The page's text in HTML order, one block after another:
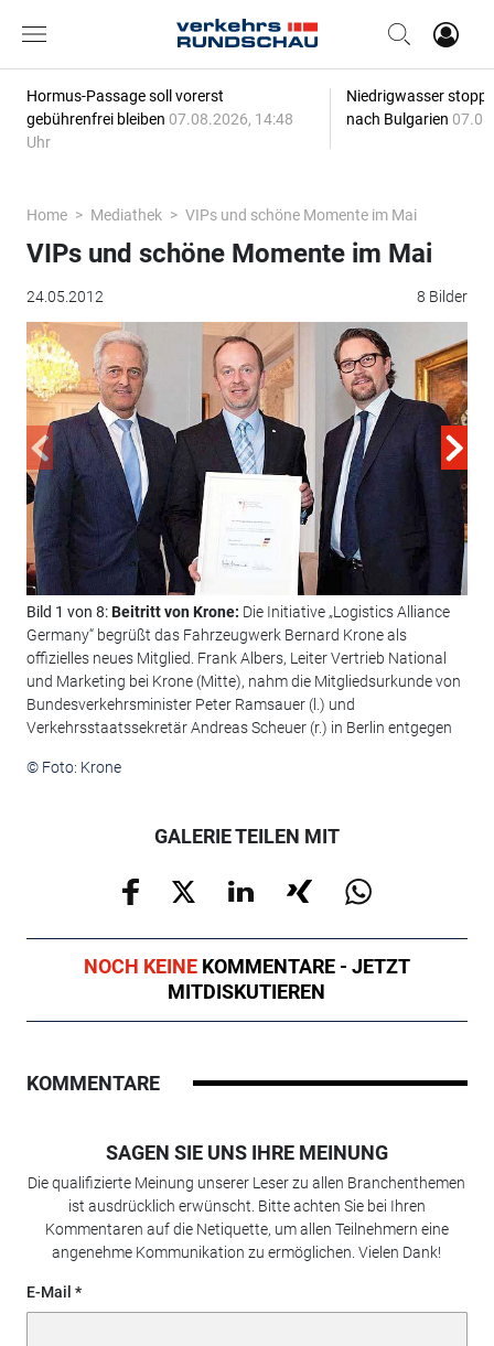
Hormus-Passage soll vorerst
gebührenfrei bleiben 07.08.2026, 14:48
Uhr
Niedrigwasser
nach Bulgarien
Home Mediathek VIPs und schöne Momente im Mai
24.05.2012 8 Bilder
VIPs und schöne Momente im Mai
Bild 1 von 8:Beitritt von Krone: Die Initiative „Logistics Alliance
Germany“ begrüßt das Fahrzeugwerk Bernard Krone als
offizielles neues Mitglied. Frank Albers, Leiter Vertrieb National
und Marketing bei Krone (Mitte), nahm die Mitgliedsurkunde von
Bundesverkehrsminister Peter Ramsauer (l.) und
Verkehrsstaatssekretär Andreas Scheuer (r.) in Berlin entgegen
© Foto: Krone
GALERIE TEILEN MIT
NOCH KEINE KOMMENTARE - JETZT
MITDISKUTIEREN
KOMMENTARE
SAGEN SIE UNS IHRE MEINUNG
Die qualifizierte Meinung unserer Leser zu allen Branchenthemen
ist ausdrücklich erwünscht. Bitte achten Sie bei Ihren
Kommentaren auf die Netiquette, um allen Teilnehmern eine
angenehme Kommunikation zu ermöglichen. Vielen Dank!
E-Mail